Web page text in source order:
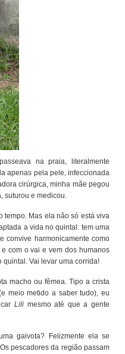
na praia, literalmente
apenas pela pele, infeccionada
cirúrgica, minha mãe pegou
suturou e medicou.
tempo. Mas ela não só está viva
a vida no quintal: tem uma
convive harmonicamente como
com o vai e vem dos humanos
quintal. Vai levar uma corrida!
macho ou fêmea. Tipo a crista
meio metido a saber tudo), eu
Lili mesmo até que a gente
gaivota? Felizmente ela se
pescadores da região passam